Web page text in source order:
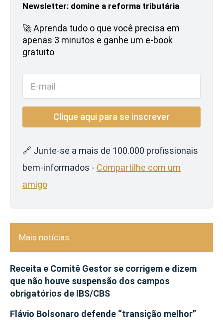
Newsletter: domine a reforma tributária
🚀 Aprenda tudo o que você precisa em
apenas 3 minutos e ganhe um e-book
gratuito
🔗 Junte-se a mais de 100.000 profissionais
bem-informados - Compartilhe com um
amigo
Mais notícias
Receita e Comitê Gestor se corrigem e dizem
que não houve suspensão dos campos
obrigatórios de IBS/CBS
Flávio Bolsonaro defende “transição melhor”